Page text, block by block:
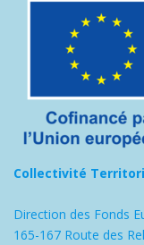
Collectivité
Direction des Fonds
165-167 Route des